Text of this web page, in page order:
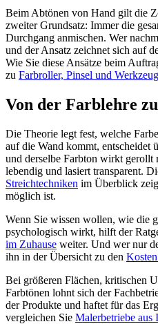
Beim Abtönen von Hand gilt die
zweiter Grundsatz: Immer die
Durchgang anmischen. Wer
und der Ansatz zeichnet sich auf
Wie Sie diese Ansätze beim
zu Farbroller, Pinsel und
Von der Farblehre
Die Theorie legt fest, welche
auf die Wand kommt, entscheidet
und derselbe Farbton wirkt gerollt
lebendig und lasiert transparent.
Streichtechniken im Überblick
möglich ist.
Wenn Sie wissen wollen, wie die
psychologisch wirkt, hilft der
im Zuhause weiter. Und wer nur
ihn in der Übersicht zu den
Bei größeren Flächen, kritischen
Farbtönen lohnt sich der
der Produkte und haftet für das
vergleichen Sie Malerbetriebe aus